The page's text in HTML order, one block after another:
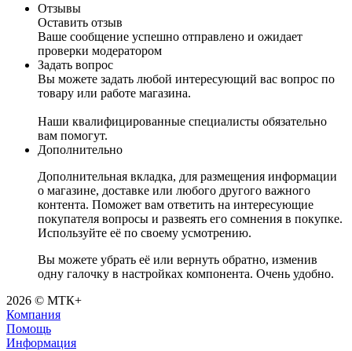
Отзывы
Оставить отзыв
Ваше сообщение успешно отправлено и ожидает
проверки модератором
Задать вопрос
Вы можете задать любой интересующий вас вопрос по
товару или работе магазина.
Наши квалифицированные специалисты обязательно
вам помогут.
Дополнительно
Дополнительная вкладка, для размещения информации
о магазине, доставке или любого другого важного
контента. Поможет вам ответить на интересующие
покупателя вопросы и развеять его сомнения в покупке.
Используйте её по своему усмотрению.
Вы можете убрать её или вернуть обратно, изменив
одну галочку в настройках компонента. Очень удобно.
2026 © МТК+
Компания
Помощь
Информация